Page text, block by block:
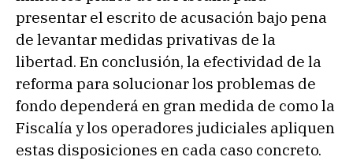
presentar el escrito de acusación bajo pena
de levantar medidas privativas de la
libertad. En conclusión, la efectividad de la
reforma para solucionar los problemas de
fondo dependerá en gran medida de como la
Fiscalía y los operadores judiciales apliquen
estas disposiciones en cada caso concreto.